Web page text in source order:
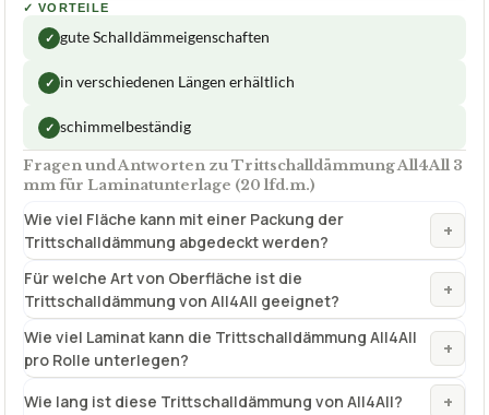
✓ VORTEILE
✓ gute Schalldämmeigenschaften
✓ in verschiedenen Längen erhältlich
✓ schimmelbeständig
Fragen und Antworten zu Trittschalldämmung All4All 3
mm für Laminatunterlage (20 lfd.m.)
Wie viel Fläche kann mit einer Packung der
Trittschalldämmung abgedeckt werden?
+
Für welche Art von Oberfläche ist die
Trittschalldämmung von All4All geeignet?
+
Wie viel Laminat kann die Trittschalldämmung All4All
pro Rolle unterlegen?
+
Wie lang ist diese Trittschalldämmung von All4All? +